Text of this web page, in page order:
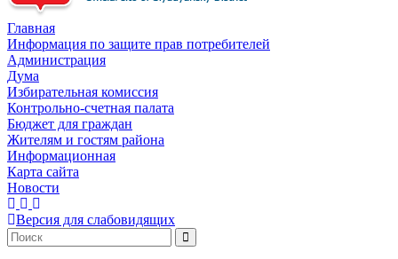
Главная
Информация по защите прав потребителей
Администрация
Дума
Избирательная комиссия
Контрольно-счетная палата
Бюджет для граждан
Жителям и гостям района
Информационная
Карта сайта
Новости
Версия для слабовидящих